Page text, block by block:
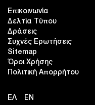
Επικοινωνία
Δελτία Τύπου
Δράσεις
Συχνές Ερωτήσεις
Sitemap
Όροι Χρήσης
Πολιτική Απορρήτου
ΕΛ EN